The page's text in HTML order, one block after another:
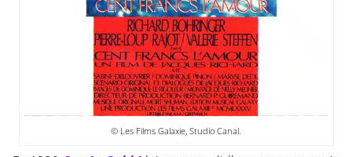
© Les Films Galaxie, Studio Canal.